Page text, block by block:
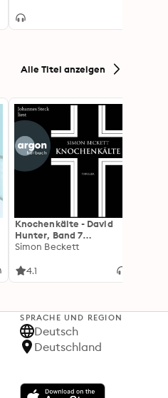
Alle Titel anzeigen
Knochenkälte - David
Hunter, Band 7
(Ungekürzte Lesung)
Simon Beckett
4.1
SPRACHE UND REGION
Deutsch
Deutschland